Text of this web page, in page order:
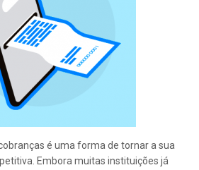
é uma forma de tornar a sua
Embora muitas instituições já